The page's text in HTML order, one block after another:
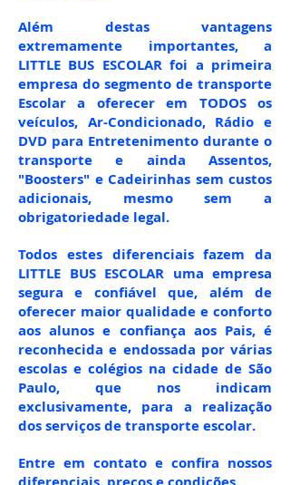
Além destas vantagens
extremamente importantes, a
LITTLE BUS ESCOLAR foi a primeira
empresa do segmento de transporte
Escolar a oferecer em TODOS os
veículos, Ar-Condicionado, Rádio e
DVD para Entretenimento durante o
transporte e ainda Assentos,
"Boosters" e Cadeirinhas sem custos
adicionais, mesmo sem a
obrigatoriedade legal.
Todos estes diferenciais fazem da
LITTLE BUS ESCOLAR uma empresa
segura e confiável que, além de
oferecer maior qualidade e conforto
aos alunos e confiança aos Pais, é
reconhecida e endossada por várias
escolas e colégios na cidade de São
Paulo, que nos indicam
exclusivamente, para a realização
dos serviços de transporte escolar.
Entre em contato e confira nossos